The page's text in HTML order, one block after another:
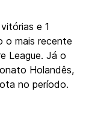
e 1
o mais recente
League. Já o
Holandês,
no período.